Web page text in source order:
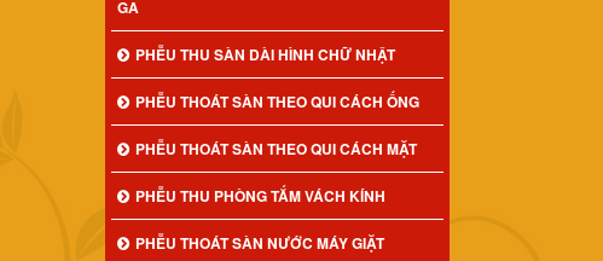
GA
PHỄU THU SÀN DÀI HÌNH CHỮ NHẬT
PHỄU THOÁT SÀN THEO QUI CÁCH ỐNG
PHỄU THOÁT SÀN THEO QUI CÁCH MẶT
PHỄU THU PHÒNG TẮM VÁCH KÍNH
PHỄU THOÁT SÀN NƯỚC MÁY GIẶT